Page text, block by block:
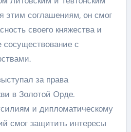
этим соглашениям, он смог
своего княжества и
сосуществование с
за права
в Золотой Орде.
и дипломатическому
смог защитить интересы